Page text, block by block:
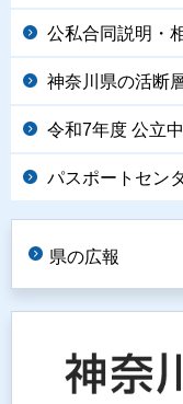
公私合同説明・
神奈川県の活断
令和7年度 公立
パスポートセン
県の広報